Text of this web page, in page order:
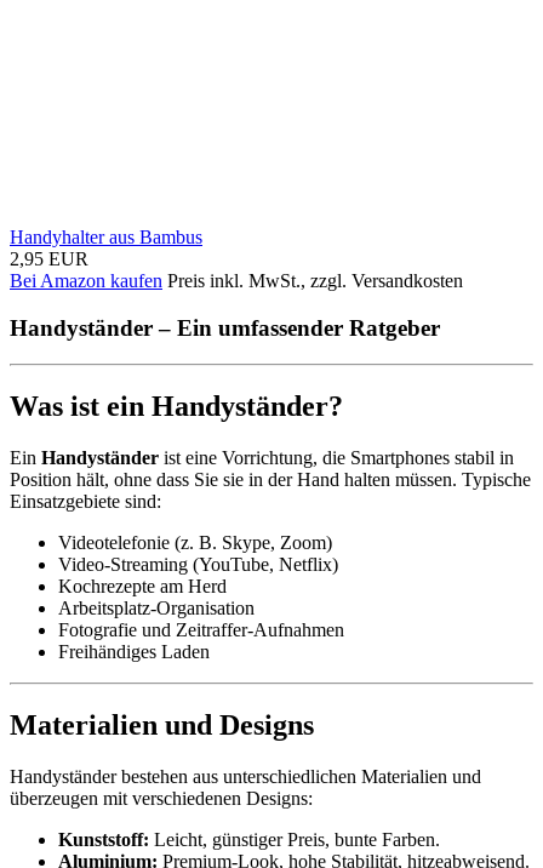
Handyhalter aus Bambus
2,95 EUR
Bei Amazon kaufen Preis inkl. MwSt., zzgl. Versandkosten
Handyständer – Ein umfassender Ratgeber
Was ist ein Handyständer?
Ein Handyständer ist eine Vorrichtung, die Smartphones stabil in
Position hält, ohne dass Sie sie in der Hand halten müssen. Typische
Einsatzgebiete sind:
Videotelefonie (z. B. Skype, Zoom)
Video‑Streaming (YouTube, Netflix)
Kochrezepte am Herd
Arbeitsplatz‑Organisation
Fotografie und Zeitraffer-Aufnahmen
Freihändiges Laden
Materialien und Designs
Handyständer bestehen aus unterschiedlichen Materialien und
überzeugen mit verschiedenen Designs:
Kunststoff: Leicht, günstiger Preis, bunte Farben.
Aluminium: Premium‑Look, hohe Stabilität, hitzeabweisend.